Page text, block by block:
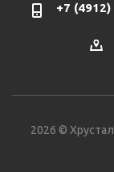
+7
2026 ©